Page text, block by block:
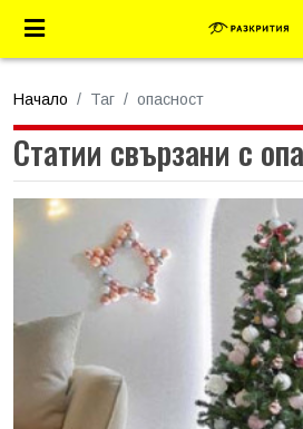
Начало Таг опасност
Статии свързани с